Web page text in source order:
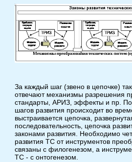
За каждый шаг (звено в цепочке)
отвечают механизмы разрешения
стандарты, АРИЗ, эффекты и пр.
шагов развития происходит во
выстраивается цепочка,
последовательность, цепочка
законами развития. Необходимо
развития ТС от инструментов
связаны с филогенезом, а
ТС - с онтогенезом.